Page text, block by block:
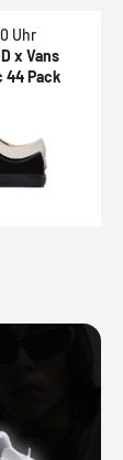
Uhr
x Vans
44 Pack